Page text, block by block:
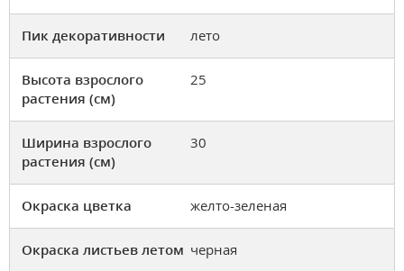
Пик декоративности лето
Высота взрослого
растения (см)
25
Ширина взрослого
растения (см)
30
Окраска цветка желто-зеленая
Окраска листьев летом черная